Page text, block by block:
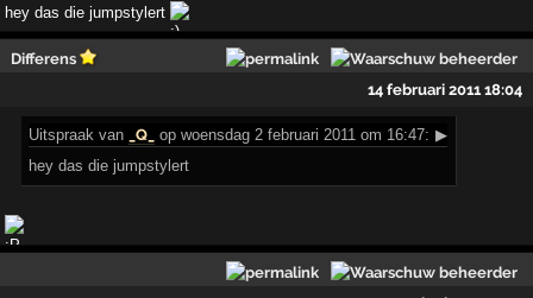
hey das die jumpstylert
Differens
14 februari 2011 18:04
Uitspraak van _Q_ op woensdag 2 februari 2011 om 16:47: ▶
hey das die jumpstylert